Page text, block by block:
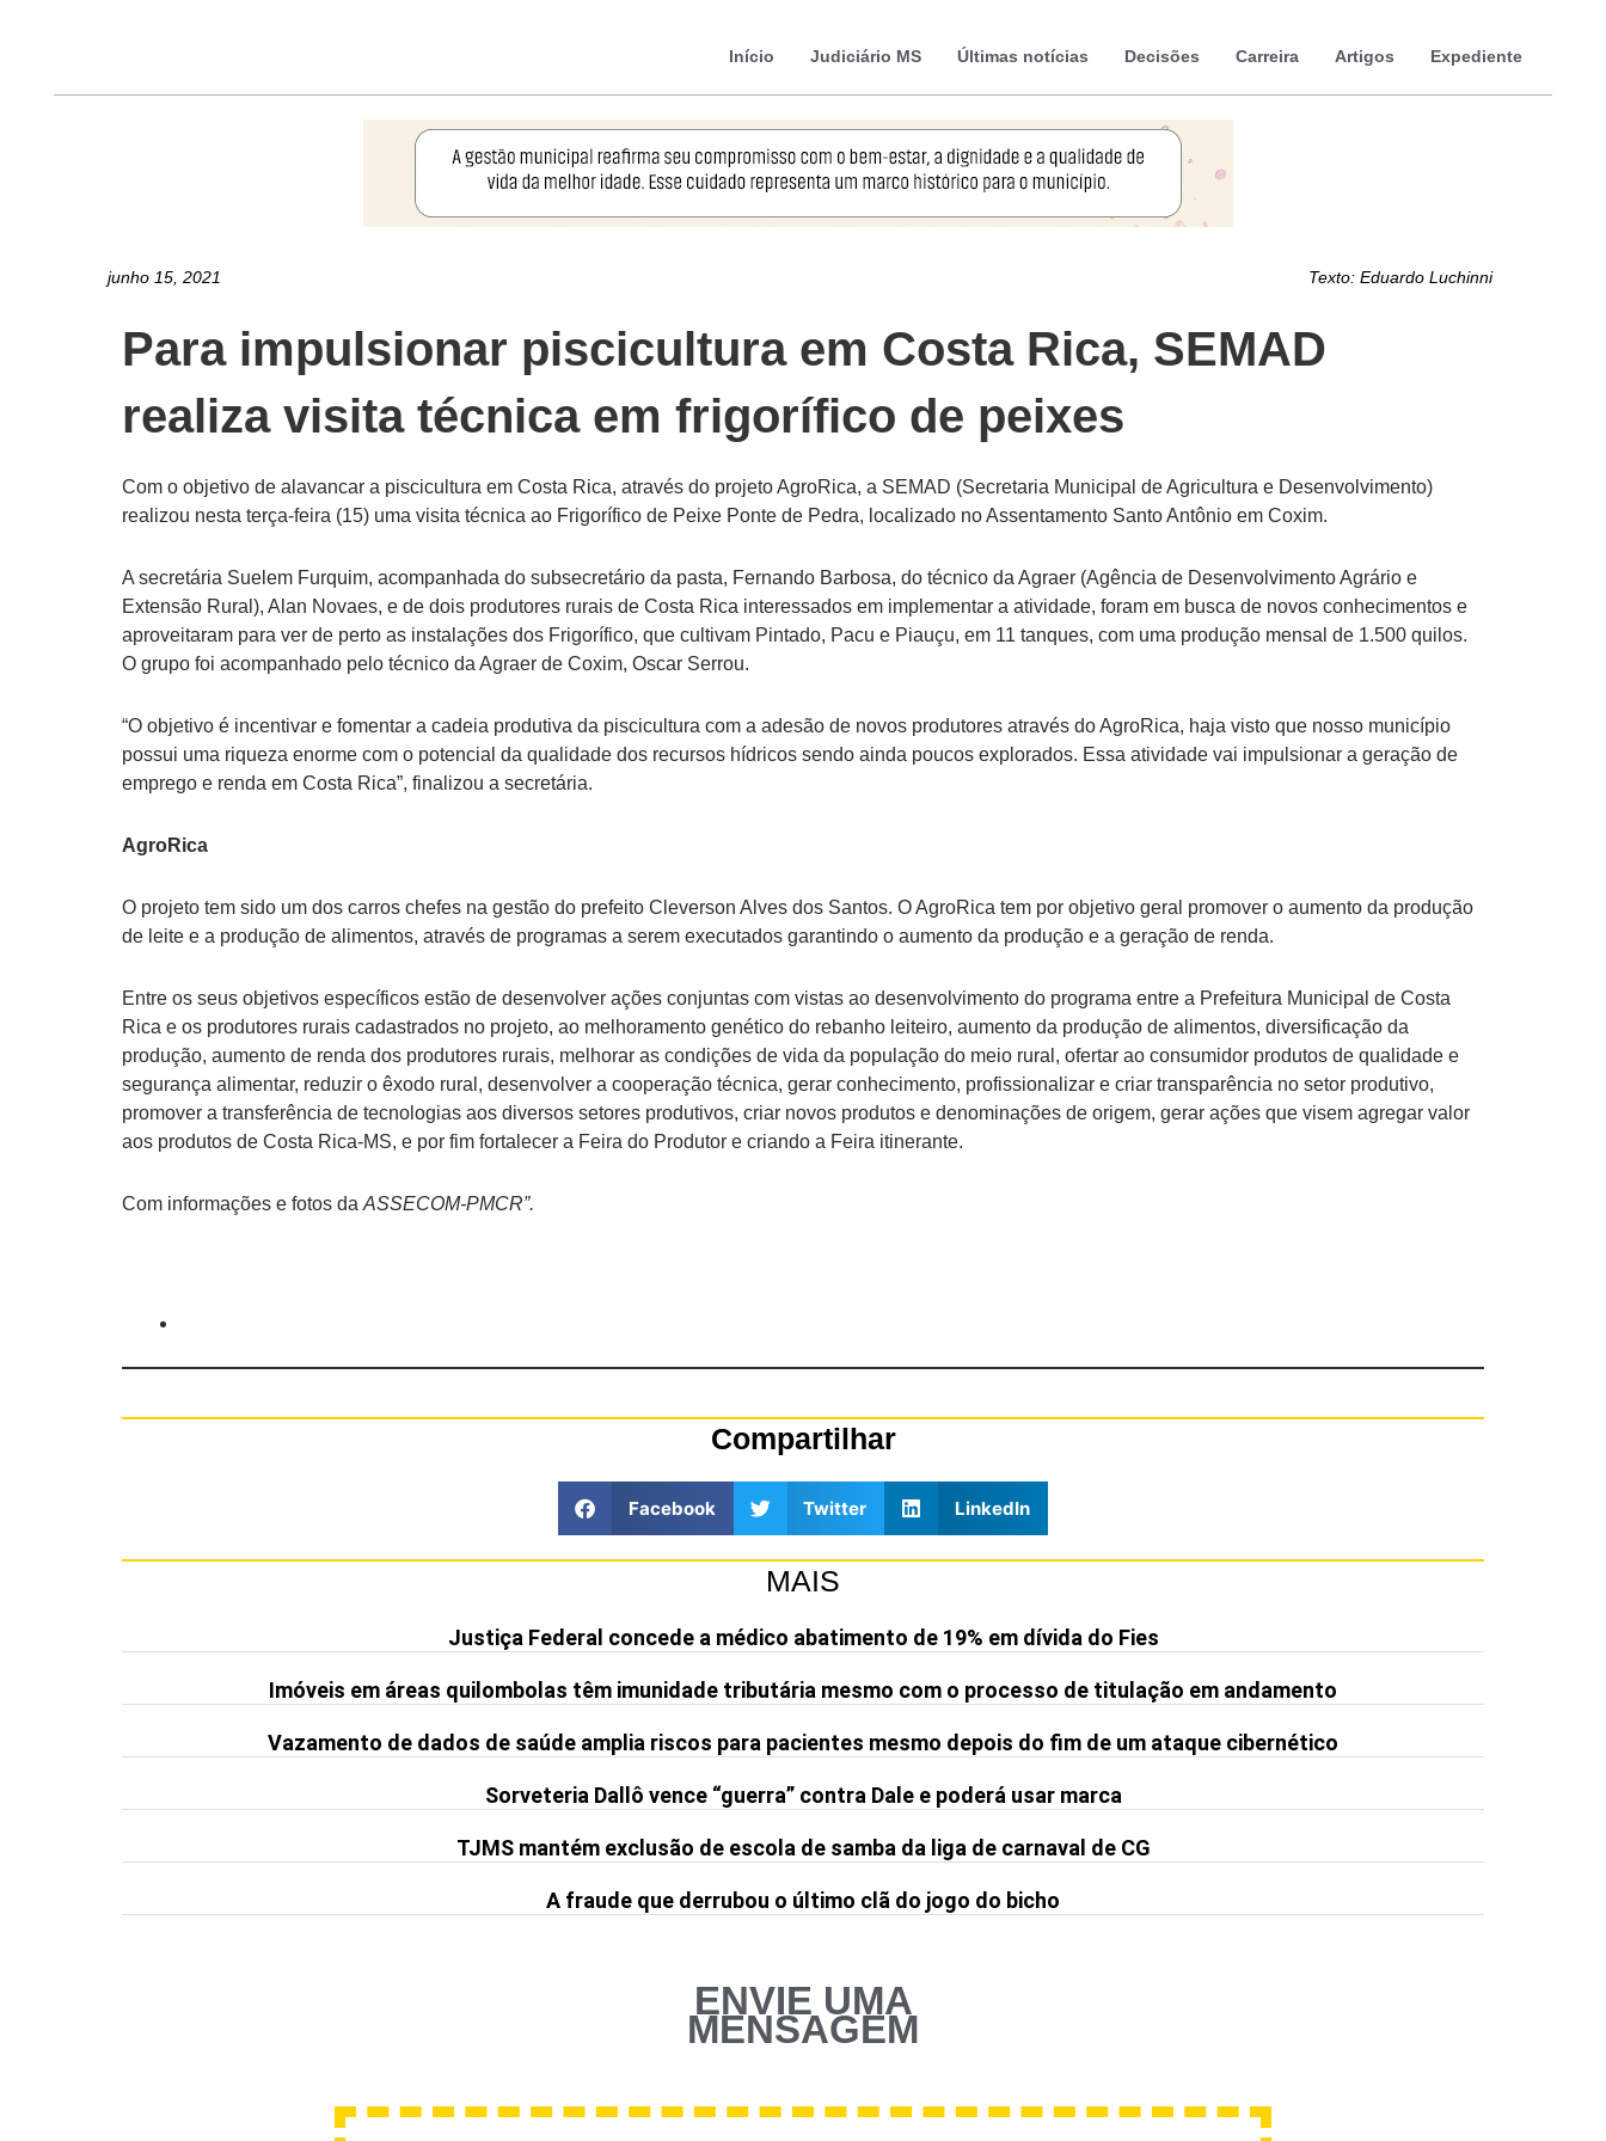
Início Judiciário MS Últimas notícias Decisões Carreira Artigos Expediente
junho 15, 2021 Texto: Eduardo Luchinni
Para impulsionar piscicultura em Costa Rica, SEMAD
realiza visita técnica em frigorífico de peixes
Com o objetivo de alavancar a piscicultura em Costa Rica, através do projeto AgroRica, a SEMAD (Secretaria Municipal de Agricultura e Desenvolvimento)
realizou nesta terça-feira (15) uma visita técnica ao Frigorífico de Peixe Ponte de Pedra, localizado no Assentamento Santo Antônio em Coxim.
A secretária Suelem Furquim, acompanhada do subsecretário da pasta, Fernando Barbosa, do técnico da Agraer (Agência de Desenvolvimento Agrário e
Extensão Rural), Alan Novaes, e de dois produtores rurais de Costa Rica interessados em implementar a atividade, foram em busca de novos conhecimentos e
aproveitaram para ver de perto as instalações dos Frigorífico, que cultivam Pintado, Pacu e Piauçu, em 11 tanques, com uma produção mensal de 1.500 quilos.
O grupo foi acompanhado pelo técnico da Agraer de Coxim, Oscar Serrou.
“O objetivo é incentivar e fomentar a cadeia produtiva da piscicultura com a adesão de novos produtores através do AgroRica, haja visto que nosso município
possui uma riqueza enorme com o potencial da qualidade dos recursos hídricos sendo ainda poucos explorados. Essa atividade vai impulsionar a geração de
emprego e renda em Costa Rica”, finalizou a secretária.
AgroRica
O projeto tem sido um dos carros chefes na gestão do prefeito Cleverson Alves dos Santos. O AgroRica tem por objetivo geral promover o aumento da produção
de leite e a produção de alimentos, através de programas a serem executados garantindo o aumento da produção e a geração de renda.
Entre os seus objetivos específicos estão de desenvolver ações conjuntas com vistas ao desenvolvimento do programa entre a Prefeitura Municipal de Costa
Rica e os produtores rurais cadastrados no projeto, ao melhoramento genético do rebanho leiteiro, aumento da produção de alimentos, diversificação da
produção, aumento de renda dos produtores rurais, melhorar as condições de vida da população do meio rural, ofertar ao consumidor produtos de qualidade e
segurança alimentar, reduzir o êxodo rural, desenvolver a cooperação técnica, gerar conhecimento, profissionalizar e criar transparência no setor produtivo,
promover a transferência de tecnologias aos diversos setores produtivos, criar novos produtos e denominações de origem, gerar ações que visem agregar valor
aos produtos de Costa Rica-MS, e por fim fortalecer a Feira do Produtor e criando a Feira itinerante.
Com informações e fotos da ASSECOM-PMCR”.
Compartilhar
Facebook Twitter LinkedIn
MAIS
Justiça Federal concede a médico abatimento de 19% em dívida do Fies
Imóveis em áreas quilombolas têm imunidade tributária mesmo com o processo de titulação em andamento
Vazamento de dados de saúde amplia riscos para pacientes mesmo depois do fim de um ataque cibernético
Sorveteria Dallô vence “guerra” contra Dale e poderá usar marca
TJMS mantém exclusão de escola de samba da liga de carnaval de CG
A fraude que derrubou o último clã do jogo do bicho
ENVIE UMA
MENSAGEM